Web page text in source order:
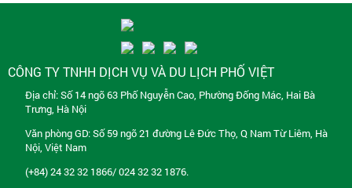
CÔNG TY TNHH DỊCH VỤ VÀ DU LỊCH PHỐ VIỆT
Địa chỉ: Số 14 ngõ 63 Phố Nguyễn Cao, Phường Đống Mác, Hai Bà
Trưng, Hà Nội
Văn phòng GD: Số 59 ngõ 21 đường Lê Đức Thọ, Q Nam Từ Liêm, Hà
Nội, Việt Nam
(+84) 24 32 32 1866/ 024 32 32 1876.